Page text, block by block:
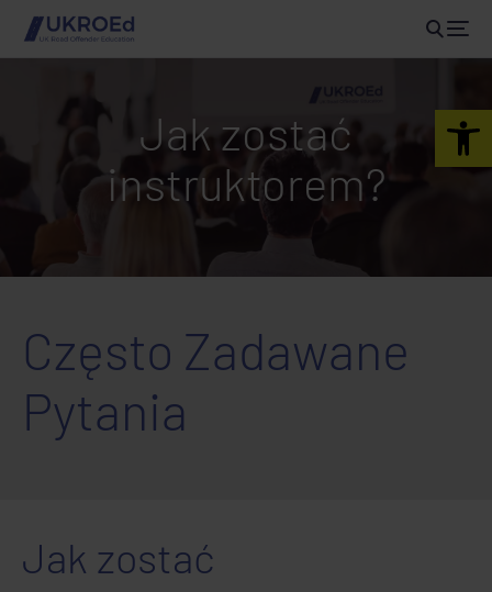
Jak zostać
instruktorem?
Często Zadawane
Pytania
Jak zostać